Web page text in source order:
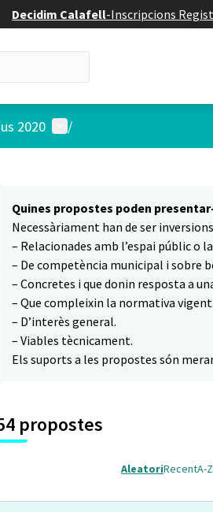
Decidim Calafell-Inscripcions
2020 Menú d'usuari
/
Quines propostes poden
Necessàriament han de ser
– Relacionades amb l’espai públic o
– De competència municipal i sobre
– Concretes i que donin resposta a
– Que compleixin la normativa vigent.
– D’interès general.
– Viables tècnicament.
Els suports a les propostes són
propostes
AleatoriRecentA-